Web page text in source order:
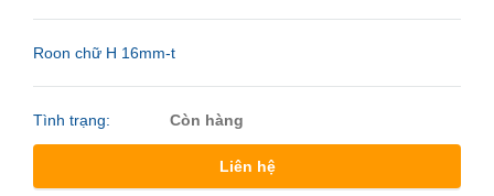
Roon chữ H 16mm-t
Tình trạng: Còn hàng
Liên hệ